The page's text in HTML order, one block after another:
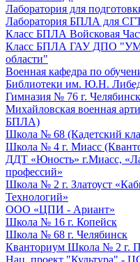
Лаборатория для
Лаборатория БПЛА для
Класс БПЛА Войсковая
Класс БПЛА ГАУ ДПО
области"
Военная кафедра по
Библиотеки им. Ю.Н.
Гимназия № 76 г. Челябинск
Михайловская военная
БПЛА)
Школа № 68 (Кадетский
Школа № 4 г. Миасс
ДДТ «Юность» г.Миасс,
профессий»
Школа № 2 г. Златоуст
Технологий»
ООО «ЦПИ - Ариант»
Школа № 16 г. Копейск
Школа № 68 г. Челябинск
Кванториум Школа № 2 г.
Нац. проект "Культура" -